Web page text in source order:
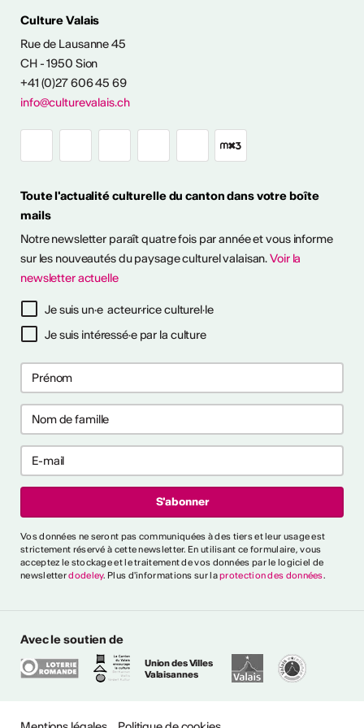
& CONTACT
notre newsletter
2024/2025
Culture Valais
Rue de Lausanne 45
CH - 1950 Sion
+41 (0)27 606 45 69
info@culturevalais.ch
Toute l'actualité culturelle du canton dans votre boîte
mails
Notre newsletter paraît quatre fois par année et vous informe
sur les nouveautés du paysage culturel valaisan.Voir la
newsletter actuelle
Je suis un·e acteur·rice culturel·le
Je suis intéressé·e par la culture
Vos données ne seront pas communiquées à des tiers et leur usage est
strictement réservé à cette newsletter. En utilisant ce formulaire, vous
acceptez le stockage et le traitement de vos données par le logiciel de
newsletterdodeley. Plus d'informations sur laprotection des données.
Avec le soutien de
Union des Villes
Valaisannes